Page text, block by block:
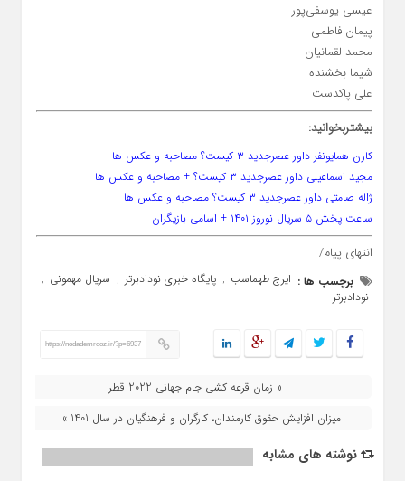
عیسی یوسفی‌پور
پیمان فاطمی
محمد لقمانیان
شیما بخشنده
علی پاکدست
بیشتربخوانید:
کارن همایونفر داور عصرجدید ۳ کیست؟ مصاحبه و عکس ها
مجید اسماعیلی داور عصرجدید ۳ کیست؟ + مصاحبه و عکس ها
ژاله صامتی داور عصرجدید ۳ کیست؟ مصاحبه و عکس ها
ساعت پخش ۵ سریال نوروز ۱۴۰۱ + اسامی بازیگران
انتهای پیام/
برچسب ها : ایرج طهماسب , پایگاه خبری نودادبرتر , سریال مهمونی ,
نودادبرتر
https://nodademrooz.ir/?p=6937
« زمان قرعه کشی جام جهانی 2022 قطر
میزان افزایش حقوق کارمندان، کارگران و فرهنگیان در سال 1401 »
نوشته های مشابه